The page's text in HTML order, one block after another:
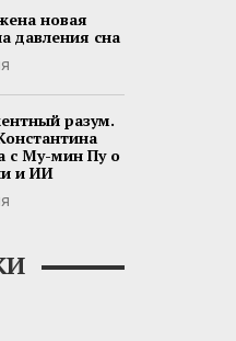
новая
давления сна
разум.
с Му-мин Пу о
и ИИ